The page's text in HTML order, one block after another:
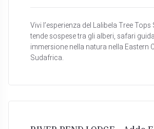
Vivi l’esperienza del Lalibela Tree
tende sospese tra gli alberi, safari
immersione nella natura nella Eastern
Sudafrica.